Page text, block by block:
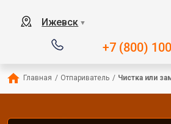
Ижевск ▼
+7 (800)
Главная / Отпариватель / Чистка или